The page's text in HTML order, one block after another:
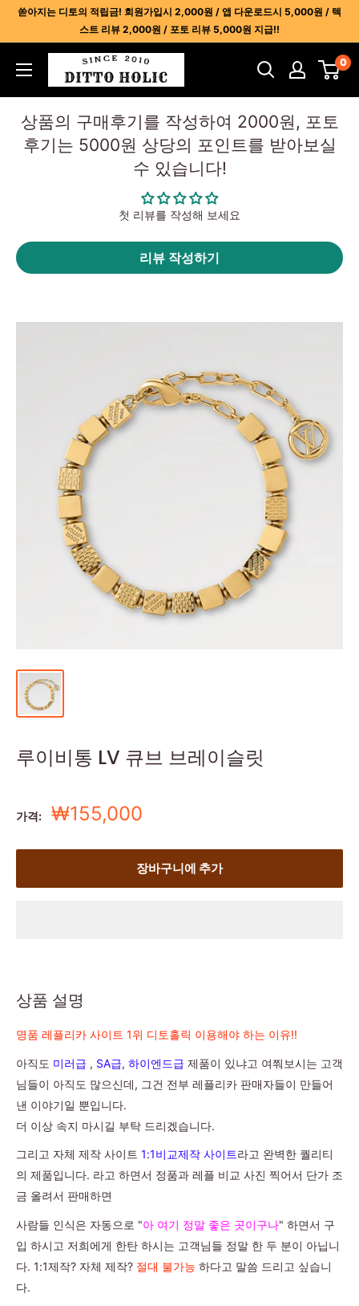
쏟아지는 디토의 적립금! 회원가입시 2,000원 / 앱 다운로드시 5,000원 / 텍
스트 리뷰 2,000원 / 포토 리뷰 5,000원 지급!!
릭
-
카
급
0
상품의 구매후기를 작성하여 2000원, 포토
후기는 5000원 상당의 포인트를 받아보실
수 있습니다!
첫 리뷰를 작성해 보세요
리뷰 작성하기
루이비통 LV 큐브 브레이슬릿
가격:
세
가
₩155,000
장바구니에 추가
상품 설명
명품 레플리카 사이트 1위 디토홀릭 이용해야 하는 이유!!
아직도 미러급 , SA급, 하이엔드급 제품이 있냐고 여쭤보시는 고객
님들이 아직도 많으신데, 그건 전부 레플리카 판매자들이 만들어
낸 이야기일 뿐입니다.
더 이상 속지 마시길 부탁 드리겠습니다.
그리고 자체 제작 사이트 1:1비교제작 사이트라고 완벽한 퀄리티
의 제품입니다. 라고 하면서 정품과 레플 비교 사진 찍어서 단가 조
금 올려서 판매하면
사람들 인식은 자동으로 "아 여기 정말 좋은 곳이구나" 하면서 구
입 하시고 저희에게 한탄 하시는 고객님들 정말 한 두 분이 아닙니
다. 1:1제작? 자체 제작? 절대 불가능 하다고 말씀 드리고 싶습니
다.